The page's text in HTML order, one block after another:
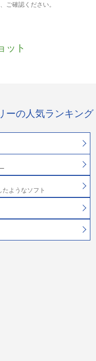
ご確認ください。
ット
ーの人気ランキング
ようなソフト